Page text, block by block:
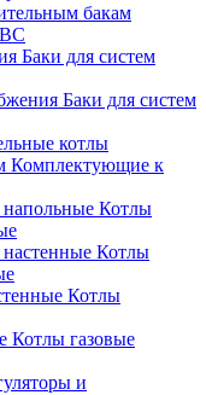
бакам
Баки для систем
Баки для систем
котлы
Комплектующие к
Котлы
Котлы
Котлы
Котлы газовые